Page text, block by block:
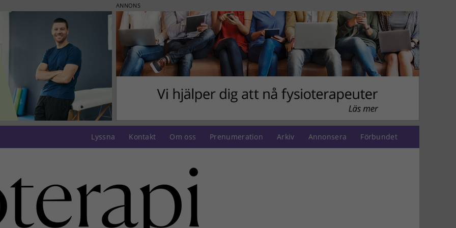
ANNONS
Lyssna Kontakt Om oss Prenumeration Arkiv Annonsera Förbundet